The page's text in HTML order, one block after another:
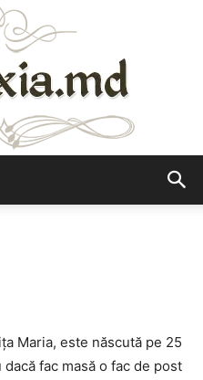
Maria, este născută pe 25
fac masă o fac de post